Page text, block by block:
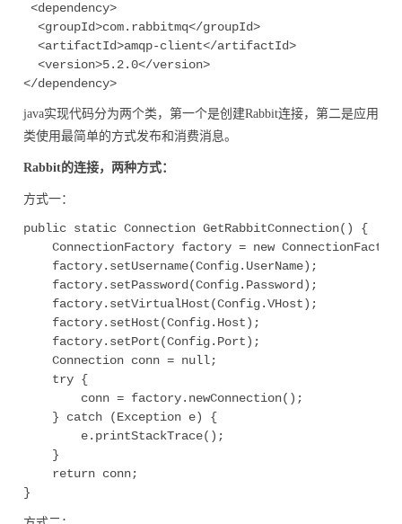
<dependency>
  <groupId>com.rabbitmq</groupId>
  <artifactId>amqp-client</artifactId>
  <version>5.2.0</version>
java实现代码分为两个类，第一个是创建Rabbit连接，第二是应用
类使用最简单的方式发布和消费消息。
Rabbit的连接，两种方式：
方式一：
public static Connection GetRabbitConnection() {